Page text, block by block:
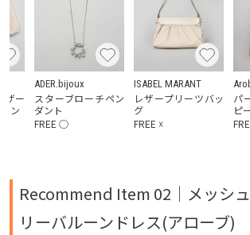
ザー
ン
ADER.bijoux
スターブローチペン
ダント
FREE ◯
ISABEL MARANT
レザープリーツバッ
グ
FREE ☓
パ
ピ
Recommend Item 02｜ メッシ
リーバルーンドレス(アローブ)